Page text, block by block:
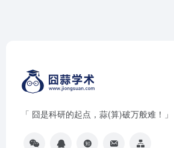
「 囧是科研的起点，蒜(算)破万般难！」